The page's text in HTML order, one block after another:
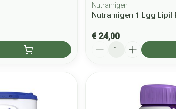
Nutramigen
Nutramigen 1 Lgg Lipil
€ 24,00